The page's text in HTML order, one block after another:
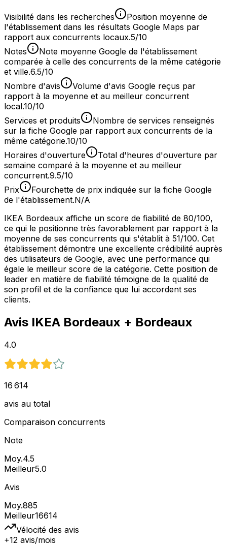
Visibilité dans les recherches
Position moyenne de
l'établissement dans les résultats Google Maps par
rapport aux concurrents locaux.5/10
Notes
Note moyenne Google de l'établissement
comparée à celle des concurrents de la même catégorie
et ville.6.5/10
Nombre d'avis
Volume d'avis Google reçus par
rapport à la moyenne et au meilleur concurrent
local.10/10
Services et produits
Nombre de services renseignés
sur la fiche Google par rapport aux concurrents de la
même catégorie.10/10
Horaires d'ouverture
Total d'heures d'ouverture par
semaine comparé à la moyenne et au meilleur
concurrent.9.5/10
Prix
Fourchette de prix indiquée sur la fiche Google
de l'établissement.N/A
IKEA Bordeaux affiche un score de fiabilité de 80/100,
ce qui le positionne très favorablement par rapport à la
moyenne de ses concurrents qui s'établit à 51/100. Cet
établissement démontre une excellente crédibilité auprès
des utilisateurs de Google, avec une performance qui
égale le meilleur score de la catégorie. Cette position de
leader en matière de fiabilité témoigne de la qualité de
son profil et de la confiance que lui accordent ses
clients.
Avis IKEA Bordeaux + Bordeaux
4.0
16 614
avis au total
Comparaison concurrents
Note
Moy.4.5
Meilleur5.0
Avis
Moy.885
Meilleur16614
Vélocité des avis
+12 avis/mois